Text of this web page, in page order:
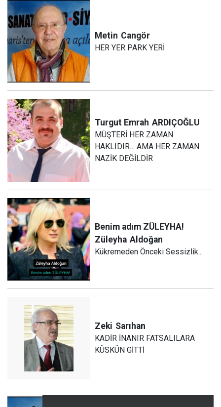
Metin Cangör
HER YER PARK YERİ
Turgut Emrah ARDIÇOĞLU
MÜŞTERİ HER ZAMAN
HAKLIDIR… AMA HER ZAMAN
NAZİK DEĞİLDİR
Benim adım ZÜLEYHA!
Züleyha Aldoğan
Kükremeden Önceki Sessizlik...
Zeki Sarıhan
KADİR İNANIR FATSALILARA
KÜSKÜN GİTTİ